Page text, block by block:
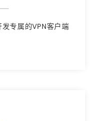
专属的VPN客户端